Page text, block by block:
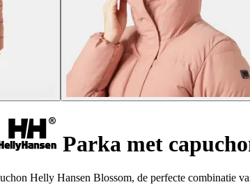
Parka met
Helly Hansen Blossom, de perfecte combinatie